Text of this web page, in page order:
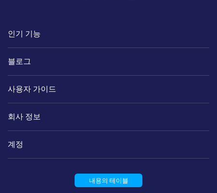
내용의 테이블
인기 기능
블로그
사용자 가이드
회사 정보
계정